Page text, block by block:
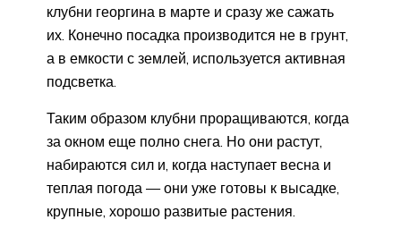
клубни георгина в марте и сразу же сажать
их. Конечно посадка производится не в грунт,
а в емкости с землей, используется активная
подсветка.
Таким образом клубни проращиваются, когда
за окном еще полно снега. Но они растут,
набираются сил и, когда наступает весна и
теплая погода — они уже готовы к высадке,
крупные, хорошо развитые растения.